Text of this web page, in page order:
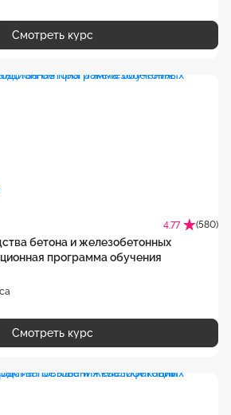
Смотреть курс
4.77 (580)
бетона и железобетонных
программа обучения
Смотреть курс